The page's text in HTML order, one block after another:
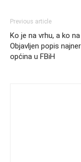
Previous article
Ko je na vrhu, a ko na
Objavljen popis
općina u FBiH